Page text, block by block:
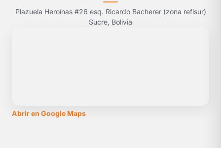
Plazuela Heroínas #26 esq. Ricardo Bacherer (zona refisur)
Sucre, Bolivia
Abrir en Google Maps